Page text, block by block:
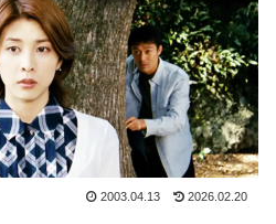
2003.04.13 2026.02.20